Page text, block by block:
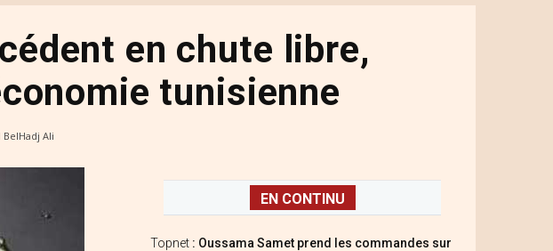
en chute libre,
tunisienne
BelHadj Ali
EN CONTINU
Topnet : Oussama Samet prend les commandes sur